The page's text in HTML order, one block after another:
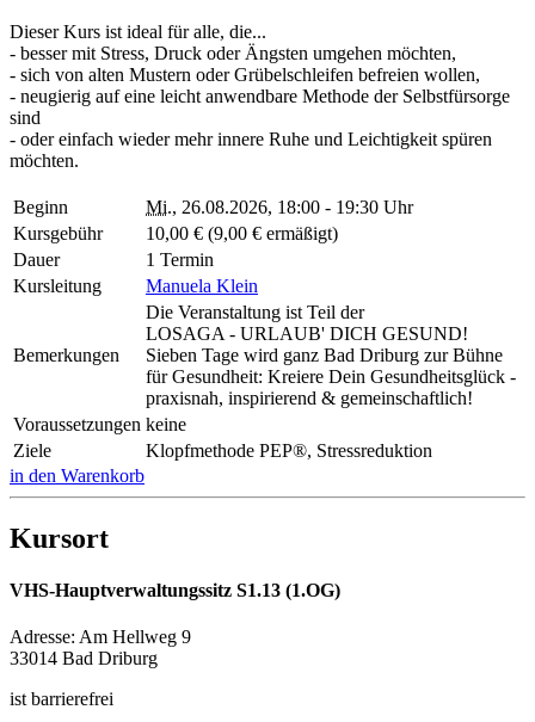
Dieser Kurs ist ideal für alle, die...
- besser mit Stress, Druck oder Ängsten umgehen möchten,
- sich von alten Mustern oder Grübelschleifen befreien wollen,
- neugierig auf eine leicht anwendbare Methode der Selbstfürsorge
sind
- oder einfach wieder mehr innere Ruhe und Leichtigkeit spüren
möchten.
Beginn Mi., 26.08.2026, 18:00 - 19:30 Uhr
Kursgebühr
10,00 € (9,00 € ermäßigt)
Dauer
1 Termin
Kursleitung
Manuela Klein
Bemerkungen
Die Veranstaltung ist Teil der
LOSAGA - URLAUB' DICH GESUND!
Sieben Tage wird ganz Bad Driburg zur Bühne
für Gesundheit: Kreiere Dein Gesundheitsglück -
praxisnah, inspirierend & gemeinschaftlich!
Voraussetzungen keine
Ziele
Klopfmethode PEP®, Stressreduktion
in den Warenkorb
Kursort
VHS-Hauptverwaltungssitz S1.13 (1.OG)
Adresse: Am Hellweg 9
33014 Bad Driburg
ist barrierefrei